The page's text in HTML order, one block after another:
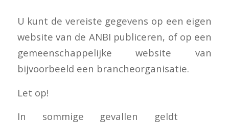
U kunt de vereiste gegevens op een eigen
website van de ANBI publiceren, of op een
gemeenschappelijke website van
bijvoorbeeld een brancheorganisatie.
Let op!
In sommige gevallen geldt